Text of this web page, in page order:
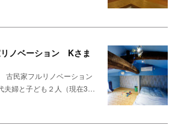
ノベーション Kさま
民家フルリノベーション
夫婦と子ども２人（現在3…